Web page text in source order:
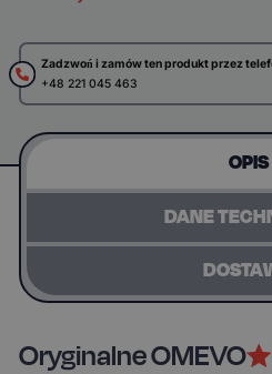
Zadzwoń i zamów ten produkt przez
+48 221 045 463
OPIS
DANE
Oryginalne OMEVO